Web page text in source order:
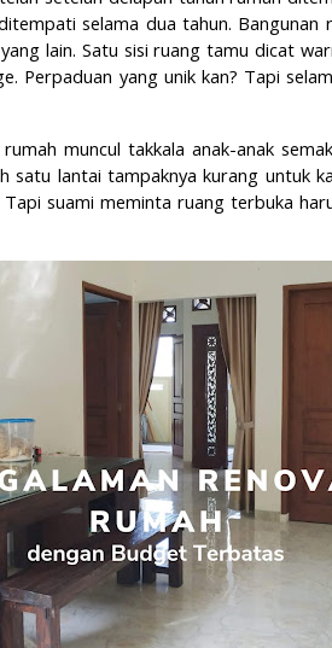
selama dua tahun. Bangunan
lain. Satu sisi ruang tamu dicat
Perpaduan yang unik kan? Tapi
muncul takkala anak-anak
satu lantai tampaknya kurang untuk
suami meminta ruang terbuka